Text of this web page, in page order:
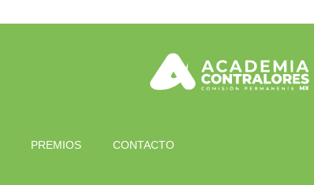
PREMIOS CONTACTO